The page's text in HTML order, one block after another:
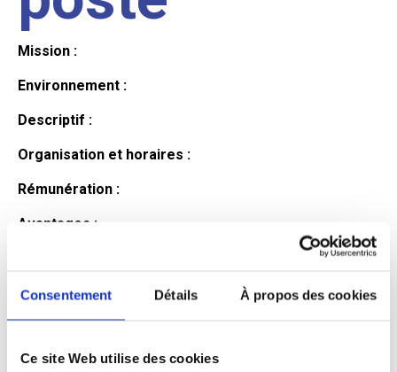
Consentement Détails À propos des cookies
Ce site Web utilise des cookies
Mission :
Environnement :
Descriptif :
Organisation et horaires :
Rémunération :
Avantages :
Profil du
candidat